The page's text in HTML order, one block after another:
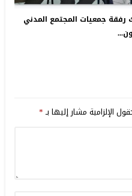
رفقة جمعيات المجتمع المدني
الإلزامية مشار إليها بـ*